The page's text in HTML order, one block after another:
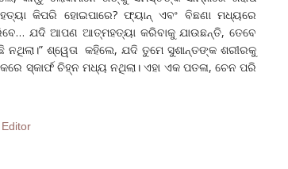
କିପରି ହୋଇପାରେ? ଫ୍ୟାନ୍ ଏବଂ ବିଛଣା ମଧ୍ୟରେ
ଯଦି ଆପଣ ଆତ୍ମହତ୍ୟା କରିବାକୁ ଯାଉଛନ୍ତି, ତେବେ
ଶ୍ୱେତା କହିଲେ, ଯଦି ତୁମେ ସୁଶାନ୍ତଙ୍କ ଶରୀରକୁ
ସ୍କାର୍ଫ ଚିହ୍ନ ମଧ୍ୟ ନଥିଲା। ଏହା ଏକ ପତଳା, ଚେନ ପରି